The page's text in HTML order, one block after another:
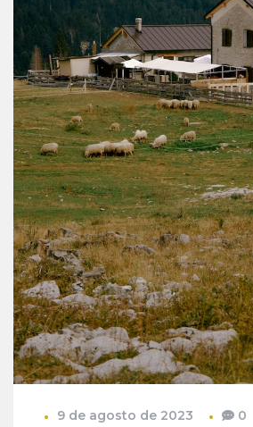
9 de agosto de 2023 0